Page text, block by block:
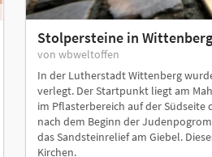
Stolpersteine in Wittenberg
von wbweltoffen
In der Lutherstadt Wittenberg
verlegt. Der Startpunkt liegt am
im Pflasterbereich auf der Südseite
nach dem Beginn der
das Sandsteinrelief am Giebel.
Kirchen.